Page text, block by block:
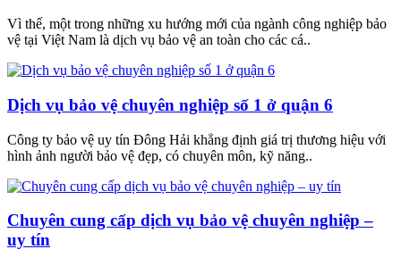
Vì thế, một trong những xu hướng mới của ngành công nghiệp bảo
vệ tại Việt Nam là dịch vụ bảo vệ an toàn cho các cá..
Dịch vụ bảo vệ chuyên nghiệp số 1 ở quận 6
Công ty bảo vệ uy tín Đông Hải khẳng định giá trị thương hiệu với
hình ảnh người bảo vệ đẹp, có chuyên môn, kỹ năng..
Chuyên cung cấp dịch vụ bảo vệ chuyên nghiệp –
uy tín